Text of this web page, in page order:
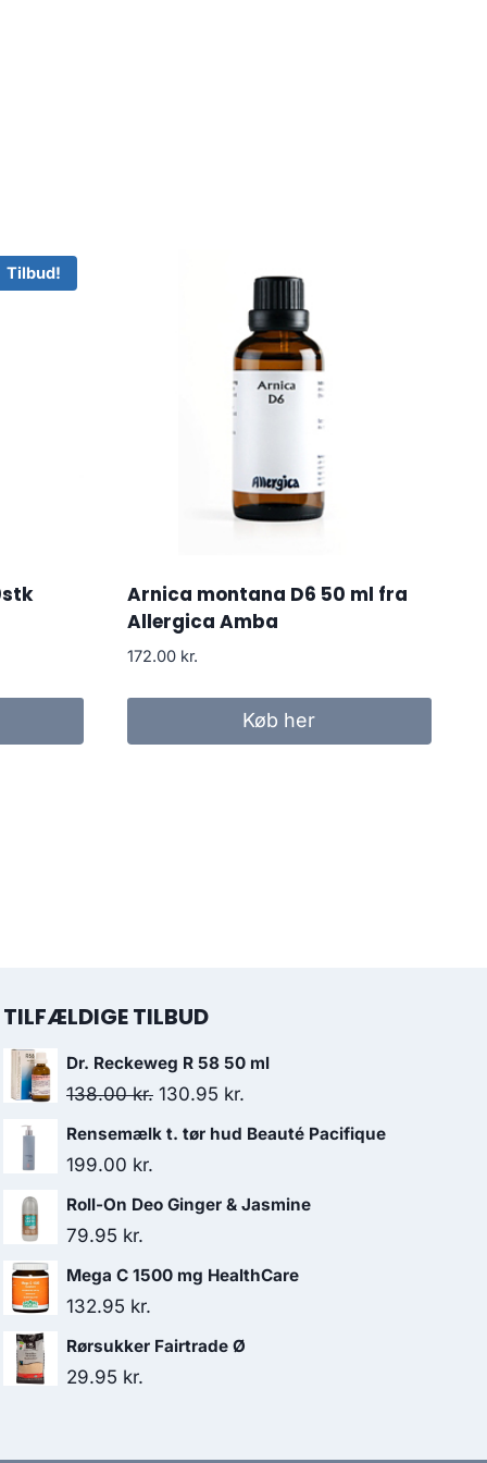
Tilbud!
Arnica montana D6 50 ml fra
Allergica Amba
172.00 kr.
Køb her
TILFÆLDIGE TILBUD
Dr. Reckeweg R 58 50 ml
138.00kr. Den
oprindelige
130.95 kr.
aktuelle
Rensemælk t. tør hud Beauté Pacifique
199.00 kr.
Roll-On Deo Ginger & Jasmine
79.95 kr.
Mega C 1500 mg HealthCare
132.95 kr.
Rørsukker Fairtrade Ø
29.95 kr.